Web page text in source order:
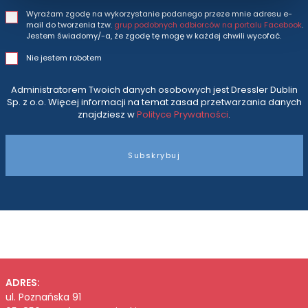
Wyrażam zgodę na wykorzystanie podanego przeze mnie adresu e-
mail do tworzenia tzw. grup podobnych odbiorców na portalu Facebook.
Jestem świadomy/-a, że zgodę tę mogę w każdej chwili wycofać.
Nie jestem robotem
Administratorem Twoich danych osobowych jest Dressler Dublin
Sp. z o.o. Więcej informacji na temat zasad przetwarzania danych
znajdziesz wPolityce Prywatności.
Subskrybuj
ADRES:
ul. Poznańska 91